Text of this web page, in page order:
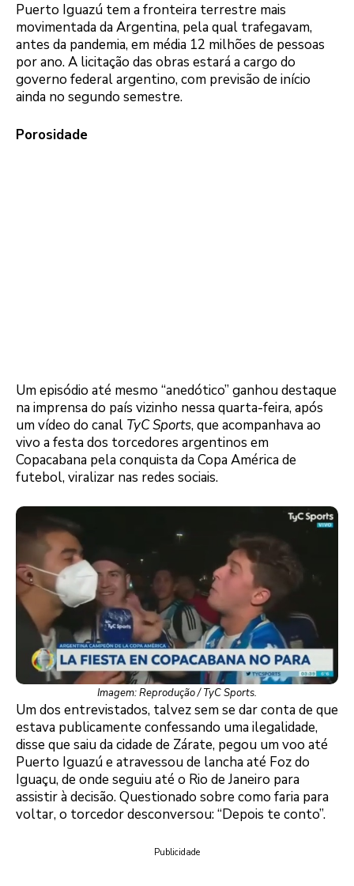
Puerto Iguazú tem a fronteira terrestre mais
movimentada da Argentina, pela qual trafegavam,
antes da pandemia, em média 12 milhões de pessoas
por ano. A licitação das obras estará a cargo do
governo federal argentino, com previsão de início
ainda no segundo semestre.
Porosidade
Um episódio até mesmo “anedótico” ganhou destaque
na imprensa do país vizinho nessa quarta-feira, após
um vídeo do canal TyC Sports, que acompanhava ao
vivo a festa dos torcedores argentinos em
Copacabana pela conquista da Copa América de
futebol, viralizar nas redes sociais.
Imagem: Reprodução / TyC Sports.
Um dos entrevistados, talvez sem se dar conta de que
estava publicamente confessando uma ilegalidade,
disse que saiu da cidade de Zárate, pegou um voo até
Puerto Iguazú e atravessou de lancha até Foz do
Iguaçu, de onde seguiu até o Rio de Janeiro para
assistir à decisão. Questionado sobre como faria para
voltar, o torcedor desconversou: “Depois te conto”.
Publicidade